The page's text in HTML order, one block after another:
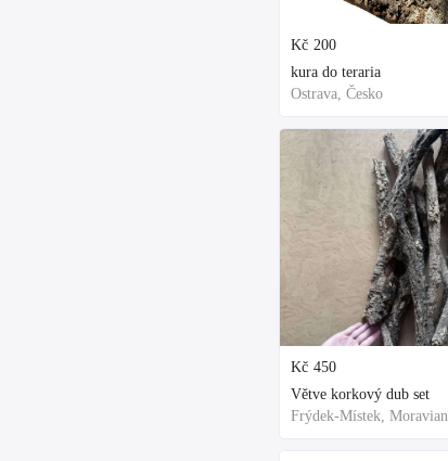
Kč 200
kura do teraria
Ostrava, Česko
Kč 450
Větve korkový dub set